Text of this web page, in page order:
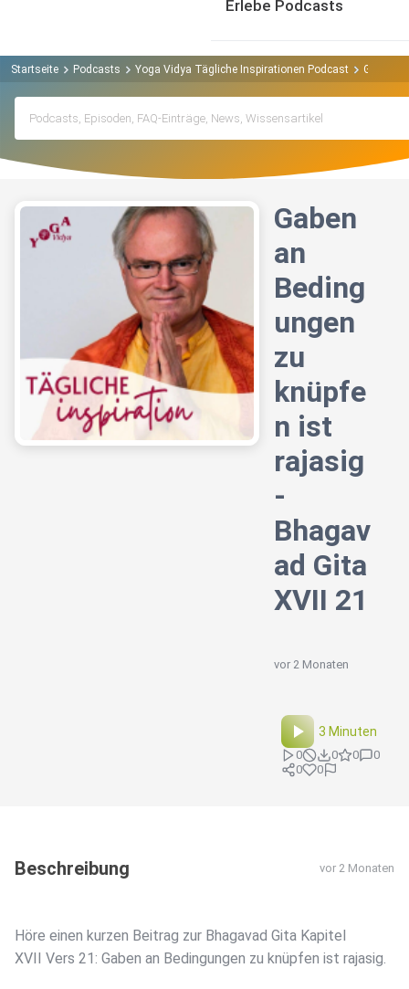
Erlebe Podcasts
Startseite Podcasts Yoga Vidya Tägliche Inspirationen Podcast Gaben
Gaben
an
Beding
ungen
zu
knüpfe
n ist
rajasig
-
Bhagav
ad Gita
XVII 21
vor 2 Monaten
3 Minuten
0 0 0
0
0
0
Beschreibung vor 2 Monaten
Höre einen kurzen Beitrag zur Bhagavad Gita Kapitel
XVII Vers 21: Gaben an Bedingungen zu knüpfen ist rajasig.